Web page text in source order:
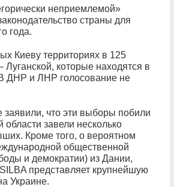
неприемлемой»
страны для
года.
Киеву территориях в 125
которые находятся в
ДНР и ЛНР голосование не
что эти выборы побили
завели несколько
Кроме того, о вероятном
общественной
и демократии) из Дании,
представляет крупнейшую
Украине.